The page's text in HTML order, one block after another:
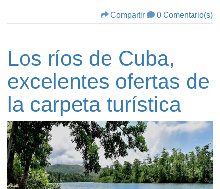
Compartir 0 Comentario(s)
Los ríos de Cuba,
excelentes ofertas de
la carpeta turística